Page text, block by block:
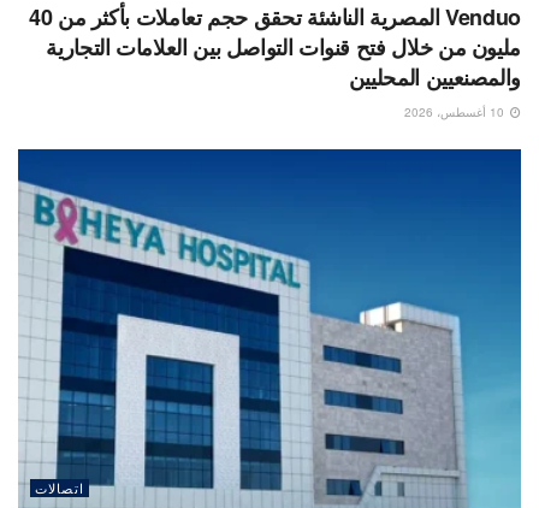
Venduo المصرية الناشئة تحقق حجم تعاملات بأكثر من 40
مليون من خلال فتح قنوات التواصل بين العلامات التجارية
والمصنعيين المحليين
اتصالات